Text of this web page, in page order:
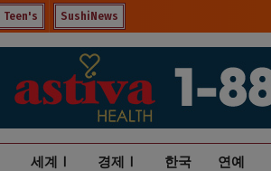
Teen's SushiNews
세계Ⅰ 경제Ⅰ 한국 연예